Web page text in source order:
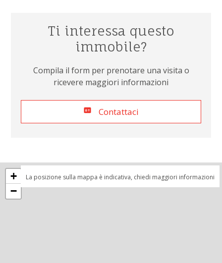
Ti interessa questo
immobile?
Compila il form per prenotare una visita o
ricevere maggiori informazioni
Contattaci
La posizione sulla mappa è indicativa, chiedi maggiori informazioni
+
−